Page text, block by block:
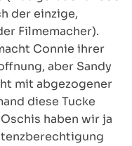
der einzige,
Filmemacher).
Connie ihrer
aber Sandy
mit abgezogener
diese Tucke
haben wir ja